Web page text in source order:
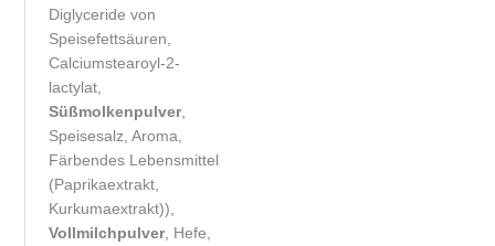
Diglyceride von
Speisefettsäuren,
Calciumstearoyl-2-
lactylat,
Süßmolkenpulver,
Speisesalz, Aroma,
Färbendes Lebensmittel
(Paprikaextrakt,
Kurkumaextrakt)),
Vollmilchpulver, Hefe,